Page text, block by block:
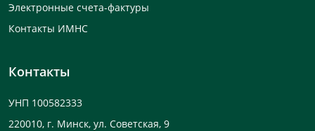
Электронные счета-фактуры
Контакты ИМНС
Контакты
УНП 100582333
220010, г. Минск, ул. Советская, 9